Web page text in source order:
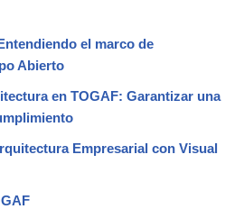
el marco de
Abierto
en TOGAF: Garantizar una
Empresarial con Visual